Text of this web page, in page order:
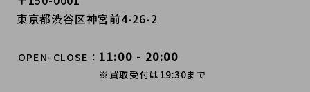
東京都渋谷区神宮前4-26-2
OPEN-CLOSE 11:00 - 20:00
※買取受付は19:30まで